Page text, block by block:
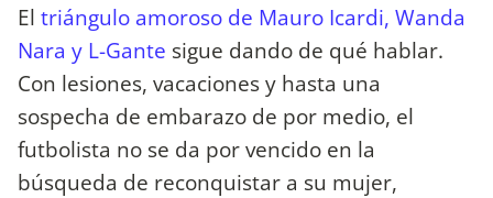
El triángulo amoroso de Mauro Icardi, Wanda
Nara y L-Gante sigue dando de qué hablar.
Con lesiones, vacaciones y hasta una
sospecha de embarazo de por medio, el
futbolista no se da por vencido en la
búsqueda de reconquistar a su mujer,